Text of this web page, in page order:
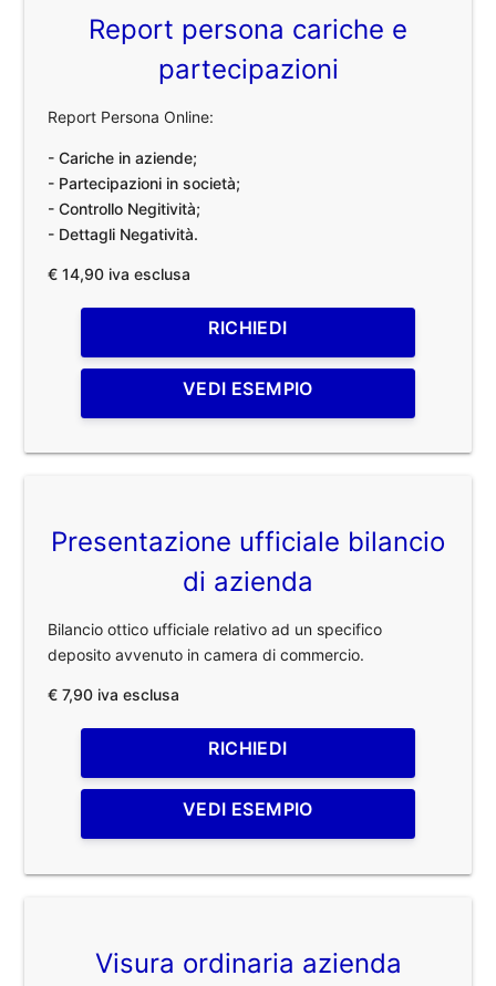
Report persona cariche e
partecipazioni
Report Persona Online:
- Cariche in aziende;
- Partecipazioni in società;
- Controllo Negitività;
- Dettagli Negatività.
€ 14,90 iva esclusa
RICHIEDI
VEDI ESEMPIO
Presentazione ufficiale bilancio
di azienda
Bilancio ottico ufficiale relativo ad un specifico
deposito avvenuto in camera di commercio.
€ 7,90 iva esclusa
RICHIEDI
VEDI ESEMPIO
Visura ordinaria azienda